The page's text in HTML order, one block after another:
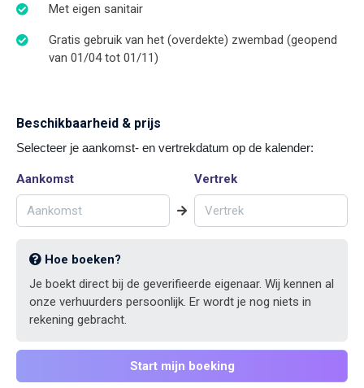
Met eigen sanitair
Gratis gebruik van het (overdekte) zwembad (geopend
van 01/04 tot 01/11)
Beschikbaarheid & prijs
Selecteer je aankomst- en vertrekdatum op de kalender:
Aankomst Vertrek
Hoe boeken?
Je boekt direct bij de geverifieerde eigenaar. Wij kennen al
onze verhuurders persoonlijk. Er wordt je nog niets in
rekening gebracht.
Start mijn boeking